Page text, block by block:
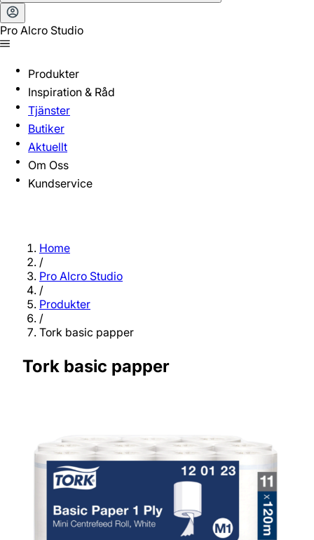
Pro Alcro Studio
Produkter
Inspiration & Råd
Tjänster
Butiker
Aktuellt
Om Oss
Kundservice
Home
/
Pro Alcro Studio
/
Produkter
/
Tork basic papper
Tork basic papper